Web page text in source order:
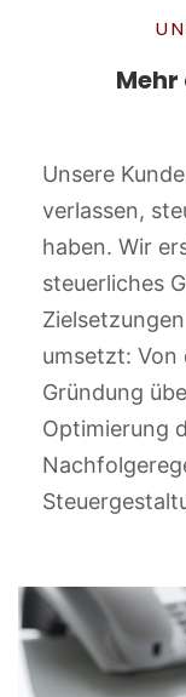
Unsere
verlassen,
haben. Wir
steuerliches
umsetzt: Von
Gründung
Optimierung